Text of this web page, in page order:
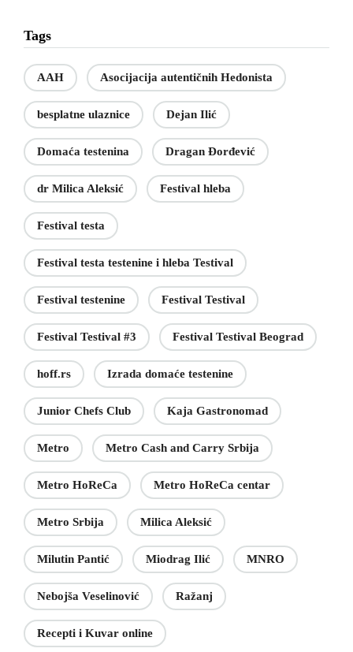
Tags
AAH Asocijacija autentičnih Hedonista
besplatne ulaznice Dejan Ilić
Domaća testenina Dragan Đorđević
dr Milica Aleksić Festival hleba
Festival testa
Festival testa testenine i hleba Testival
Festival testenine Festival Testival
Festival Testival #3 Festival Testival Beograd
hoff.rs Izrada domaće testenine
Junior Chefs Club Kaja Gastronomad
Metro Metro Cash and Carry Srbija
Metro HoReCa Metro HoReCa centar
Metro Srbija Milica Aleksić
Milutin Pantić Miodrag Ilić MNRO
Nebojša Veselinović Ražanj
Recepti i Kuvar online